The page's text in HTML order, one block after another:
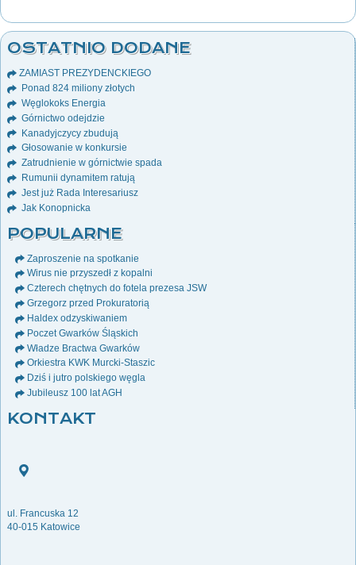
OSTATNIO DODANE
ZAMIAST PREZYDENCKIEGO
Ponad 824 miliony złotych
Węglokoks Energia
Górnictwo odejdzie
Kanadyjczycy zbudują
Głosowanie w konkursie
Zatrudnienie w górnictwie spada
Rumunii dynamitem ratują
Jest już Rada Interesariusz
Jak Konopnicka
POPULARNE
Zaproszenie na spotkanie
Wirus nie przyszedł z kopalni
Czterech chętnych do fotela prezesa JSW
Grzegorz przed Prokuratorią
Haldex odzyskiwaniem
Poczet Gwarków Śląskich
Władze Bractwa Gwarków
Orkiestra KWK Murcki-Staszic
Dziś i jutro polskiego węgla
Jubileusz 100 lat AGH
KONTAKT
ul. Francuska 12
40-015 Katowice